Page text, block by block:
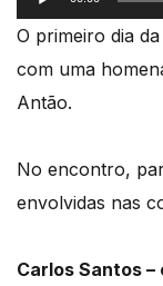
de
O primeiro dia
com uma
Antão.
No encontro,
envolvidas nas
Carlos Santos